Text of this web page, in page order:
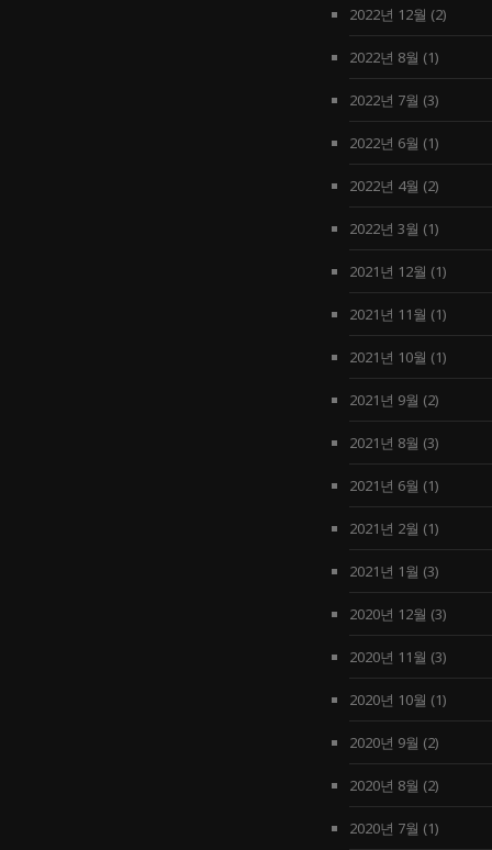
2022년 12월 (2)
2022년 8월 (1)
2022년 7월 (3)
2022년 6월 (1)
2022년 4월 (2)
2022년 3월 (1)
2021년 12월 (1)
2021년 11월 (1)
2021년 10월 (1)
2021년 9월 (2)
2021년 8월 (3)
2021년 6월 (1)
2021년 2월 (1)
2021년 1월 (3)
2020년 12월 (3)
2020년 11월 (3)
2020년 10월 (1)
2020년 9월 (2)
2020년 8월 (2)
2020년 7월 (1)